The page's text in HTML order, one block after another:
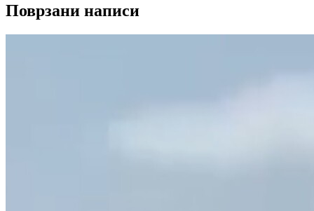
Поврзани написи